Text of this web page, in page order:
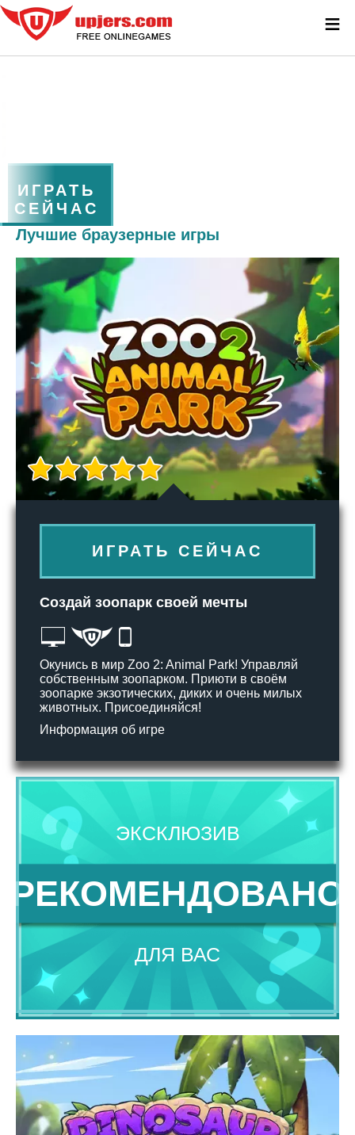
ИГРАТЬ
СЕЙЧАС
Лучшие браузерные игры
ИГРАТЬ СЕЙЧАС
Создай зоопарк своей мечты
Окунись в мир Zoo 2: Animal Park! Управляй
собственным зоопарком. Приюти в своём
зоопарке экзотических, диких и очень милых
животных. Присоединяйся!
Информация об игре
ЭКСКЛЮЗИВ
РЕКОМЕНДОВАНО
ДЛЯ ВАС
≡